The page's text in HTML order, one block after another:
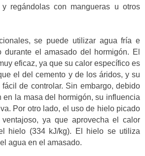
regándolas con mangueras u otros
se puede utilizar agua fría e
durante el amasado del hormigón. El
eficaz, ya que su calor específico es
el del cemento y de los áridos, y su
de controlar. Sin embargo, debido
en la masa del hormigón, su influencia
Por otro lado, el uso de hielo picado
ya que aprovecha el calor
hielo (334 kJ/kg). El hielo se utiliza
agua en el amasado.